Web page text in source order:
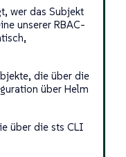
wer das Subjekt
unserer RBAC-
die über die
über Helm
über die sts CLI